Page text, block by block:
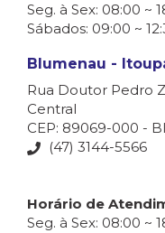
Seg. à Sex: 08:00 ~
Sábados: 09:00 ~
Blumenau -
Rua Doutor Pedro
Central
CEP: 89069-000 -
(47) 3144-5566
Horário de
Seg. à Sex: 08:00 ~